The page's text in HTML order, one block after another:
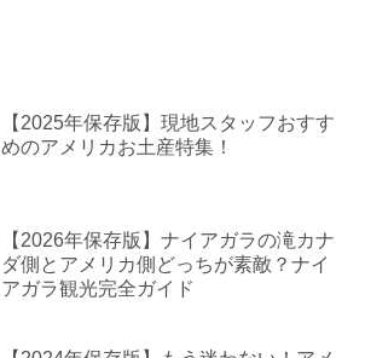
【2025年保存版】現地スタッフおすす
めのアメリカお土産特集！
【2026年保存版】ナイアガラの滝カナ
ダ側とアメリカ側どっちが素敵？ナイ
アガラ観光完全ガイド